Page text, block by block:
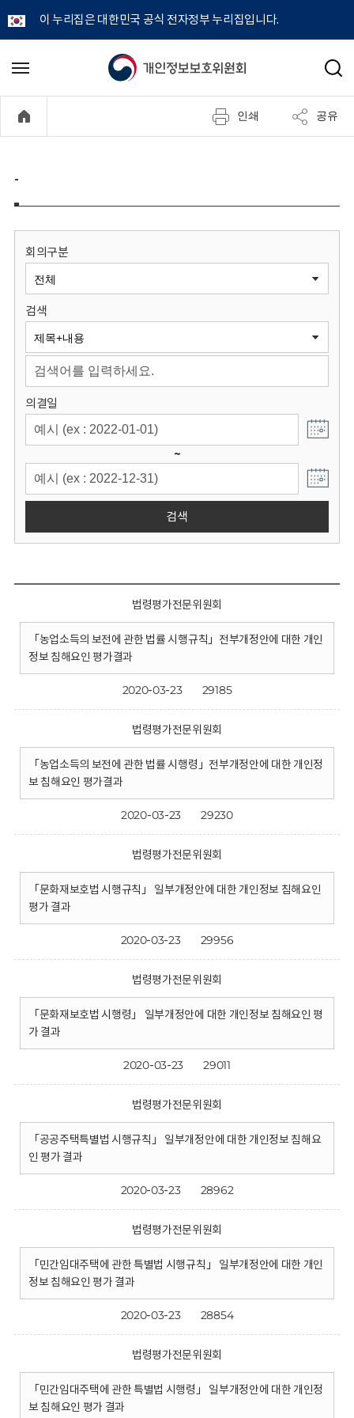
이 누리집은 대한민국 공식 전자정부 누리집입니다.
개
정
보
원
회
메
기
검
인쇄 공유
-
회의구분
검색
의결일
~
검색
법령평가전문위원회
「농업소득의 보전에 관한 법률 시행규칙」전부개정안에 대한 개인
정보 침해요인 평가결과
2020-03-23 29185
법령평가전문위원회
「농업소득의 보전에 관한 법률 시행령」전부개정안에 대한 개인정
보 침해요인 평가결과
2020-03-23 29230
법령평가전문위원회
「문화재보호법 시행규칙」 일부개정안에 대한 개인정보 침해요인
평가 결과
2020-03-23 29956
법령평가전문위원회
「문화재보호법 시행령」 일부개정안에 대한 개인정보 침해요인 평
가 결과
2020-03-23 29011
법령평가전문위원회
「공공주택특별법 시행규칙」 일부개정안에 대한 개인정보 침해요
인 평가 결과
2020-03-23 28962
법령평가전문위원회
「민간임대주택에 관한 특별법 시행규칙」 일부개정안에 대한 개인
정보 침해요인 평가 결과
2020-03-23 28854
법령평가전문위원회
「민간임대주택에 관한 특별법 시행령」 일부개정안에 대한 개인정
보 침해요인 평가 결과